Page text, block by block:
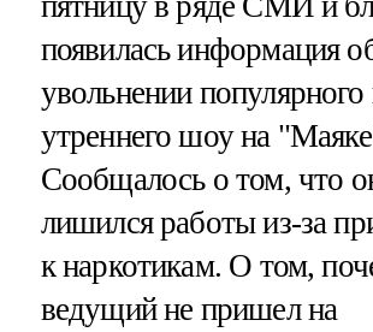
появилась информация
увольнении
утреннего шоу на
Сообщалось о том, что
лишился работы из-за
к наркотикам. О том,
ведущий не пришел на